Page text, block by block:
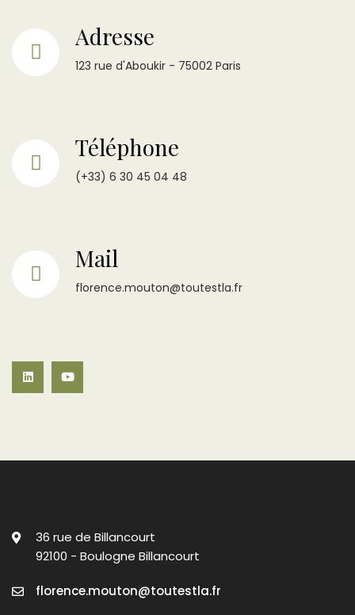
Adresse
123 rue d'Aboukir - 75002 Paris
Téléphone
(+33) 6 30 45 04 48
Mail
florence.mouton@toutestla.fr
36 rue de Billancourt
92100 - Boulogne Billancourt
florence.mouton@toutestla.fr